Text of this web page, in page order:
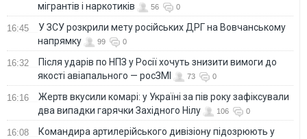
мігрантів і наркотиків
56 0
16:45
У ЗСУ розкрили мету російських ДРГ на Вовчанському
напрямку
99 0
16:32
Після ударів по НПЗ у Росії хочуть знизити вимоги до
якості авіапального — росЗМІ
73 0
16:16
Жертв вкусили комарі: у Україні за пів року зафіксували
два випадки гарячки Західного Нілу
106 0
16:08
Командира артилерійського дивізіону підозрюють у